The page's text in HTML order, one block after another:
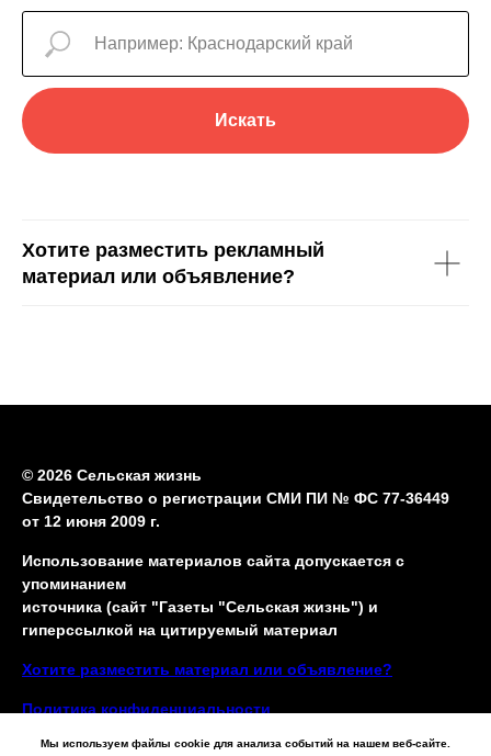
Искать
Хотите разместить рекламный
материал или объявление?
© 2026 Сельская жизнь
Свидетельство о регистрации СМИ ПИ № ФС 77-36449
от 12 июня 2009 г.
Использование материалов сайта допускается с
упоминанием
источника (сайт "Газеты "Сельская жизнь") и
гиперссылкой на цитируемый материал
Хотите разместить материал или объявление?
Политика конфиденциальности
Мы используем файлы cookie для анализа событий на нашем веб-сайте.